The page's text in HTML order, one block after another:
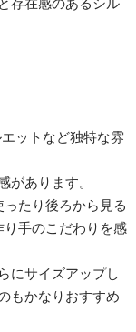
存在感のあるシル
ットなど独特な雰
があります。
たり後ろから見る
手のこだわりを感
にサイズアップし
もかなりおすすめ